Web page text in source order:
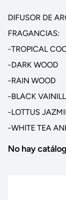
DIFUSOR DE
FRAGANCIAS:
-TROPICAL
-DARK WOOD
-RAIN WOOD
-BLACK
-LOTTUS
-WHITE TEA
No hay